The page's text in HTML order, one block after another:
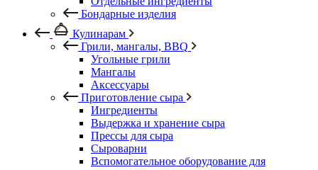
Бондарные изделия
Кулинарам
Грили, мангалы, BBQ
Угольные грили
Мангалы
Аксессуары
Приготовление сыра
Ингредиенты
Выдержка и хранение сыра
Прессы для сыра
Сыроварни
Вспомогательное оборудование для